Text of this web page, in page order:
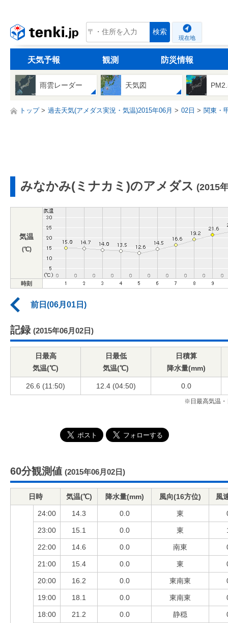
tenki.jp 検索
現在地
天気予報 観測 防災情報
雨雲レーダー 天気図
トップ 過去天気(アメダス実況・気温)2015年06月 02日 関東・
みなかみ(ミナカミ)のアメダス (2015
気温
(℃)
時刻
前日(06月01日)
記録 (2015年06月02日)
日最高
気温(℃)
日最低
気温(℃)
日積算
降水量(mm)
26.6 (11:50) 12.4 (04:50) 0.0
※日最高気温・
60分観測値 (2015年06月02日)
日時 気温(℃) 降水量(mm) 風向(16方位) 風
24:00 14.3 0.0 東
23:00 15.1 0.0 東
22:00 14.6 0.0 南東
21:00 15.4 0.0 東
20:00 16.2 0.0 東南東
19:00 18.1 0.0 東南東
18:00 21.2 0.0 静穏